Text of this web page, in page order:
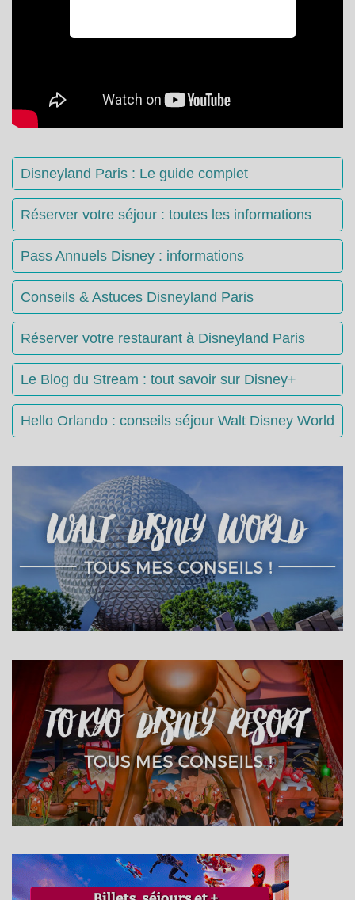
Disneyland Paris : Le guide complet
Réserver votre séjour : toutes les informations
Pass Annuels Disney : informations
Conseils & Astuces Disneyland Paris
Réserver votre restaurant à Disneyland Paris
Le Blog du Stream : tout savoir sur Disney+
Hello Orlando : conseils séjour Walt Disney World